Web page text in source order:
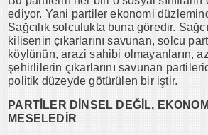
ediyor. Yani partiler ekonomi
Sağcılık solculukta buna göredir.
kilisenin çıkarlarını savunan, solcu
köylünün, arazi sahibi olmayanların,
şehirlilerin çıkarlarını savunan
politik düzeyde götürülen bir iştir.
PARTİLER DİNSEL DEĞİL,
MESELEDİR